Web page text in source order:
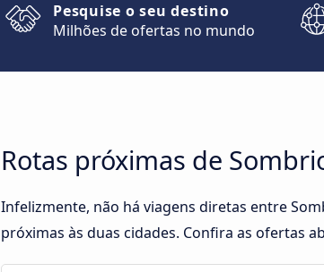
Pesquise o seu destino
Milhões de ofertas no mundo
Rotas próximas de
Infelizmente, não há viagens diretas entre
próximas às duas cidades. Confira as ofertas